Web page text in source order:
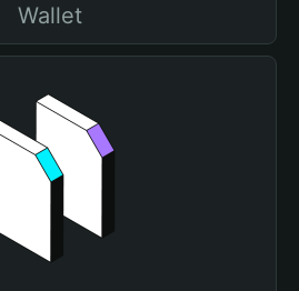
Wallet